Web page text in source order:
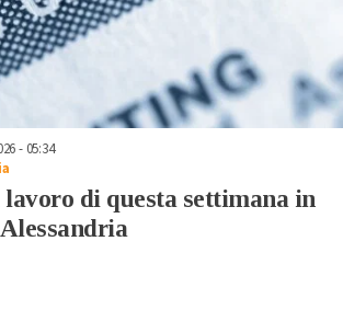
- 05:34
di questa settimana in